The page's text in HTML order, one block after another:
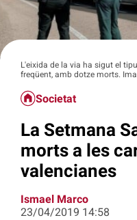
L'eixida de la via ha sigut el
freqüent, amb dotze morts.
Societat
La Setmana
morts a les
valencianes
Ismael Marco
23/04/2019 14:58